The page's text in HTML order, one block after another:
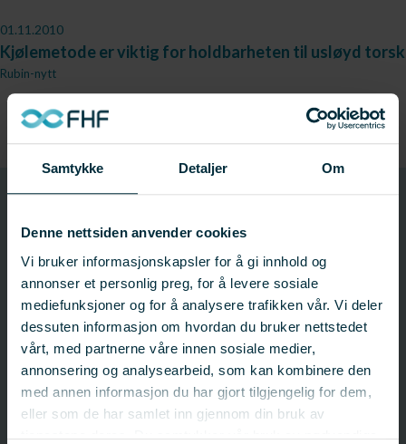
Samtykke Detaljer Om
Denne nettsiden anvender cookies
Vi bruker informasjonskapsler for å gi innhold og
annonser et personlig preg, for å levere sosiale
mediefunksjoner og for å analysere trafikken vår. Vi deler
dessuten informasjon om hvordan du bruker nettstedet
vårt, med partnerne våre innen sosiale medier,
annonsering og analysearbeid, som kan kombinere den
med annen informasjon du har gjort tilgjengelig for dem,
eller som de har samlet inn gjennom din bruk av
tjenestene deres. Du samtykker vår bruk av nødvendige
01.11.2010
Kjølemetode er viktig for holdbarheten til usløyd torsk
Rubin-nytt
Prosjektnummer
Prosjektinformasjon
Prosjektnummer: 900061
Status:Avsluttet
Startdato: 20.06.2008
Sluttdato: 01.10.2010
Felles satsingsområder; Marint restråstoff